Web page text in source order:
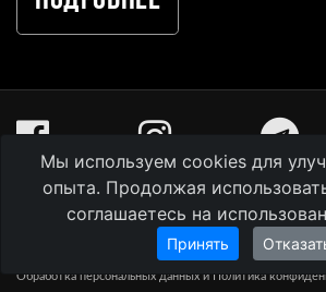
Мы используем cookies для
опыта. Продолжая
соглашаетесь на
Принять
35AWARDS 2026
35PHOTO Professional Photo Community
© Кочергин Валерий Владимирович
Обработка персональных данных и Политика